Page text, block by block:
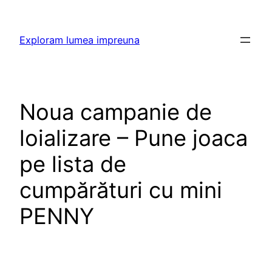
content
Exploram lumea impreuna
Noua campanie de
loializare – Pune joaca
pe lista de
cumpărături cu mini
PENNY